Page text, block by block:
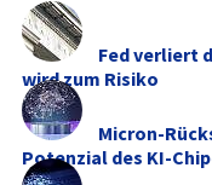
Fed verliert
wird zum Risiko
Micron-
Potenzial des KI-